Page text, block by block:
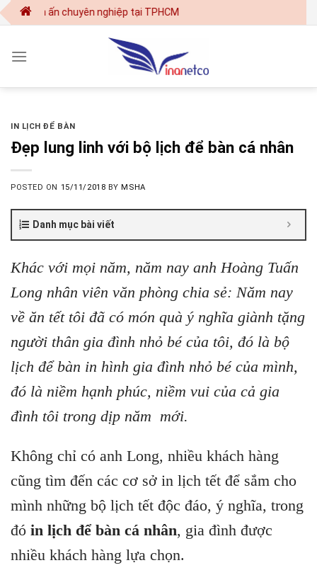
Skip
to
ấn chuyên nghiệp tại TPHCM
IN LỊCH ĐỂ BÀN
Đẹp lung linh với bộ lịch để bàn cá nhân
POSTED ON 15/11/2018 BYMSHA
Danh mục bài viết
Khác với mọi năm, năm nay anh Hoàng Tuấn
Long nhân viên văn phòng chia sẻ: Năm nay
về ăn tết tôi đã có món quà ý nghĩa giành tặng
người thân gia đình nhỏ bé của tôi, đó là bộ
lịch để bàn in hình gia đình nhỏ bé của mình,
đó là niềm hạnh phúc, niềm vui của cả gia
đình tôi trong dịp năm mới.
Không chỉ có anh Long, nhiều khách hàng
cũng tìm đến các cơ sở in lịch tết để sắm cho
mình những bộ lịch tết độc đáo, ý nghĩa, trong
đó in lịch để bàn cá nhân, gia đình được
nhiều khách hàng lựa chọn.